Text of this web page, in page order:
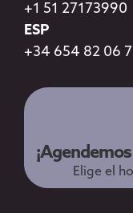
+1 51 27173990
ESP
+34 654 82 06
Elige el